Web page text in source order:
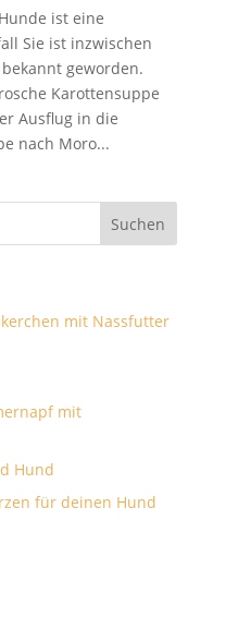
ist eine
Sie ist inzwischen
geworden.
Karottensuppe
Ausflug in die
nach Moro...
mit Nassfutter
mit
Hund
für deinen Hund